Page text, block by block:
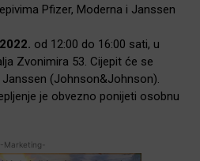
Pfizer, Moderna i Janssen
od 12:00 do 16:00 sati, u
Zvonimira 53. Cijepit će se
(Johnson&Johnson).
je obvezno ponijeti osobnu
-Marketing-